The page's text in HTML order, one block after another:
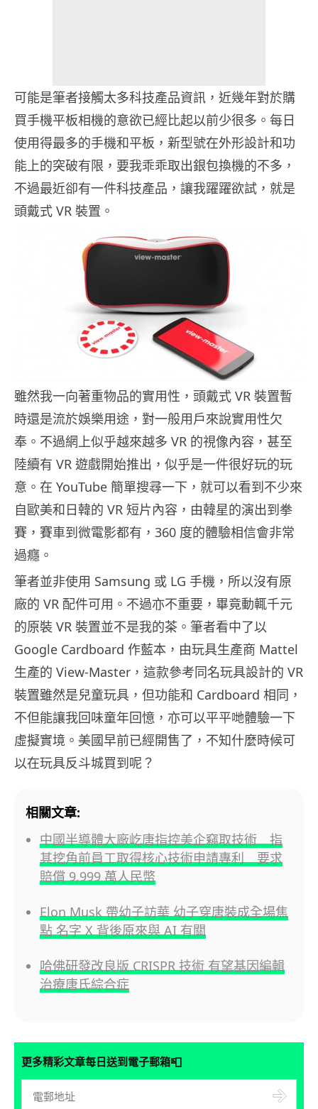
可能是筆者接觸太多科技產品資訊，近幾年對於購
買手機平板相機的意欲已經比起以前少很多。每日
使用得最多的手機和平板，新型號在外形設計和功
能上的突破有限，要我乖乖取出銀包換機的不多，
不過最近卻有一件科技產品，讓我躍躍欲試，就是
頭戴式 VR 裝置。
雖然我一向著重物品的實用性，頭戴式 VR 裝置暫
時還是流於娛樂用途，對一般用戶來說實用性欠
奉。不過網上似乎越來越多 VR 的視像內容，甚至
陸續有 VR 遊戲開始推出，似乎是一件很好玩的玩
意。在 YouTube 簡單搜尋一下，就可以看到不少來
自歐美和日韓的 VR 短片內容，由韓星的演出到拳
賽，賽車到微電影都有，360 度的體驗相信會非常
過癮。
筆者並非使用 Samsung 或 LG 手機，所以沒有原
廠的 VR 配件可用。不過亦不重要，畢竟動輒千元
的原裝 VR 裝置並不是我的茶。筆者看中了以
Google Cardboard 作藍本，由玩具生產商 Mattel
生產的 View-Master，這款參考同名玩具設計的 VR
裝置雖然是兒童玩具，但功能和 Cardboard 相同，
不但能讓我回味童年回憶，亦可以平平哋體驗一下
虛擬實境。美國早前已經開售了，不知什麼時候可
以在玩具反斗城買到呢？
相關文章:
中國半導體大廠屹唐指控美企竊取技術 指
其挖角前員工取得核心技術申請專利 要求
賠償 9,999 萬人民幣
Elon Musk 帶幼子訪華 幼子穿唐裝成全場焦
點 名字 X 背後原來與 AI 有關
哈佛研發改良版 CRISPR 技術 有望基因編輯
治療唐氏綜合症
更多精彩文章每日送到電子郵箱📮